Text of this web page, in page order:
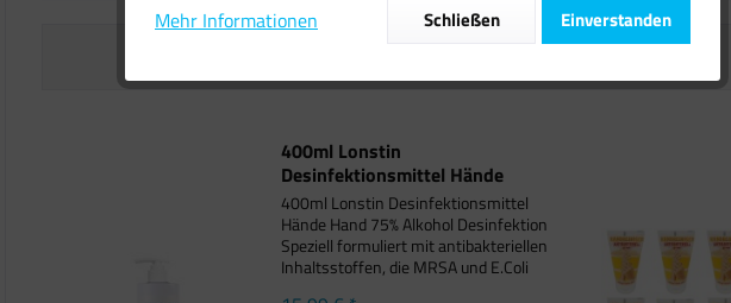
400ml Lonstin
Desinfektionsmittel Hände
Hand...
400ml Lonstin Desinfektionsmittel
Hände Hand 75% Alkohol Desinfektion
Speziell formuliert mit antibakteriellen
Inhaltsstoffen, die MRSA und E.Coli
Mehr Informationen Einverstanden
Schließen